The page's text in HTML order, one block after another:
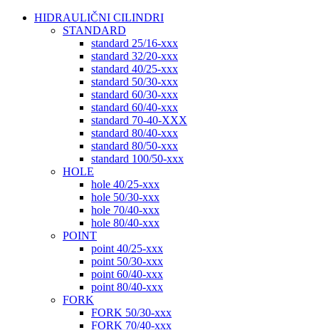
HIDRAULIČNI CILINDRI
STANDARD
standard 25/16-xxx
standard 32/20-xxx
standard 40/25-xxx
standard 50/30-xxx
standard 60/30-xxx
standard 60/40-xxx
standard 70-40-XXX
standard 80/40-xxx
standard 80/50-xxx
standard 100/50-xxx
HOLE
hole 40/25-xxx
hole 50/30-xxx
hole 70/40-xxx
hole 80/40-xxx
POINT
point 40/25-xxx
point 50/30-xxx
point 60/40-xxx
point 80/40-xxx
FORK
FORK 50/30-xxx
FORK 70/40-xxx